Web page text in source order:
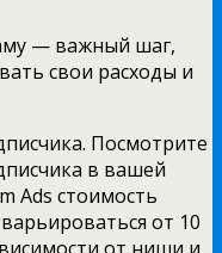
— важный шаг,
свои расходы и
Посмотрите
в вашей
Ads стоимость
от 10